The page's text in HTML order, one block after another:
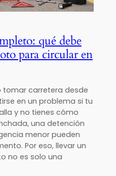
qué debe
para circular en
tomar carretera desde
en un problema si tu
y no tienes cómo
una detención
menor pueden
Por eso, llevar un
no es solo una